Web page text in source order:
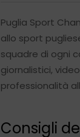
Puglia Sport
allo sport
squadre di ogni
giornalistici,
professionalità
Consigli